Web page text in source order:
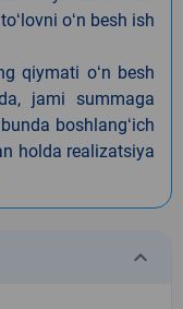
oʻn besh ish
qiymati oʻn besh
jami summaga
boshlangʻich
holda realizatsiya
keyboard_arrow_down